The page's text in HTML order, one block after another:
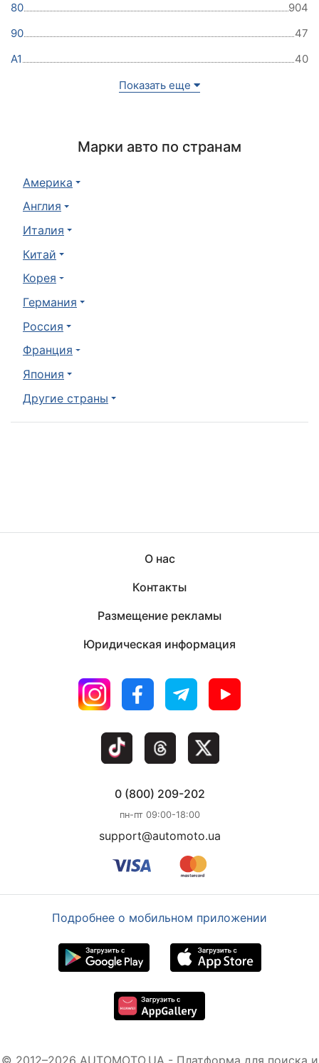
80
904
90
47
A1
40
Показать еще
Марки авто по странам
Америка
Англия
Италия
Китай
Корея
Германия
Россия
Франция
Япония
Другие страны
О нас
Контакты
Размещение рекламы
Юридическая информация
0 (800) 209-202
пн-пт 09:00-18:00
support@automoto.ua
Подробнее о мобильном приложении
© 2012–2026 AUTOMOTO.UA - Платформа для поиска и